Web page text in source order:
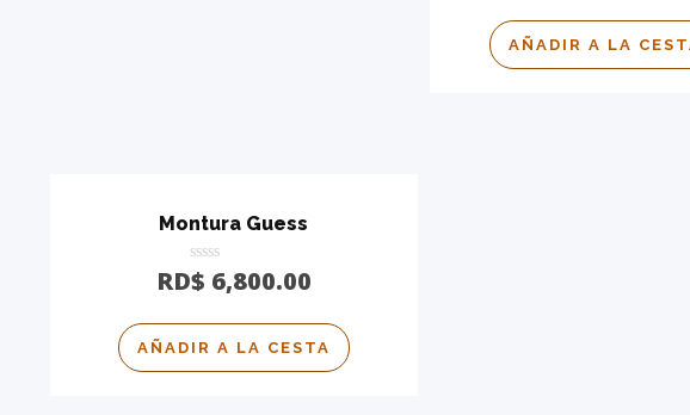
5
AÑADIR A LA
Montura Guess
Calificado
0
5
RD$ 6,800.00
AÑADIR A LA CESTA